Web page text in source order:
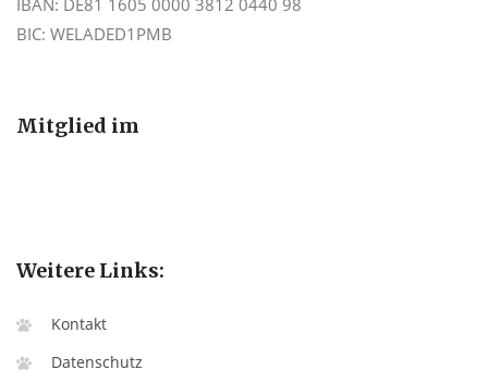
IBAN: DE81 1605 0000 3812 0440 98
BIC: WELADED1PMB
Mitglied im
Weitere Links:
Kontakt
Datenschutz